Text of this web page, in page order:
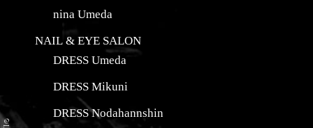
nina Umeda
NAIL & EYE SALON
DRESS Umeda
DRESS Mikuni
DRESS Nodahannshin